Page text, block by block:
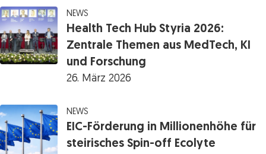
NEWS
Health Tech Hub Styria 2026:
Zentrale Themen aus MedTech, KI
und Forschung
26. März 2026
NEWS
EIC-Förderung in Millionenhöhe für
steirisches Spin-off Ecolyte